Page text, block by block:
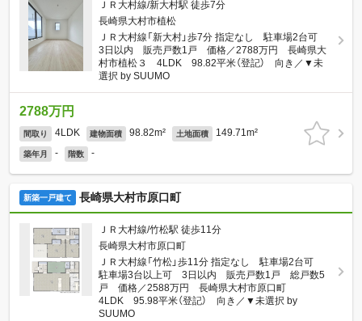
ＪＲ大村線/新大村駅 徒歩7分
長崎県大村市植松
ＪＲ大村線「新大村」歩7分 指定なし 駐車場2台可
3日以内 販売戸数1戸 価格／2788万円 長崎県大
村市植松３ 4LDK 98.82平米（登記） 向き／▼未
選択 by SUUMO
2788万円
間取り 4LDK 建物面積 98.82m² 土地面積 149.71m²
築年月 - 階数 -
新築一戸建て 長崎県大村市原口町
ＪＲ大村線/竹松駅 徒歩11分
長崎県大村市原口町
ＪＲ大村線「竹松」歩11分 指定なし 駐車場2台可
駐車場3台以上可 3日以内 販売戸数1戸 総戸数5
戸 価格／2588万円 長崎県大村市原口町
4LDK 95.98平米（登記） 向き／▼未選択 by
SUUMO